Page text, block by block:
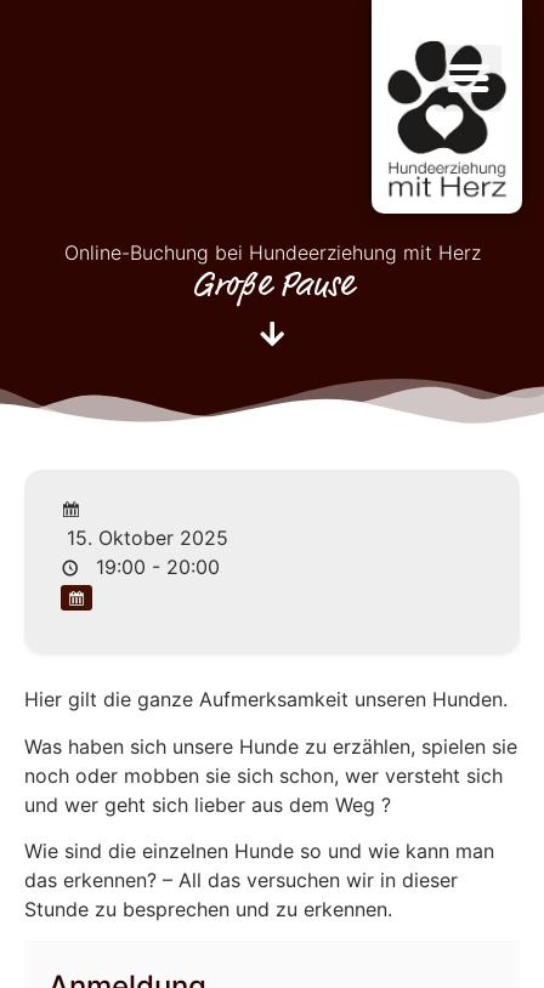
Online-Buchung bei Hundeerziehung mit Herz
Große Pause
15. Oktober 2025
19:00 - 20:00
Hier gilt die ganze Aufmerksamkeit unseren Hunden.
Was haben sich unsere Hunde zu erzählen, spielen sie
noch oder mobben sie sich schon, wer versteht sich
und wer geht sich lieber aus dem Weg ?
Wie sind die einzelnen Hunde so und wie kann man
das erkennen? – All das versuchen wir in dieser
Stunde zu besprechen und zu erkennen.